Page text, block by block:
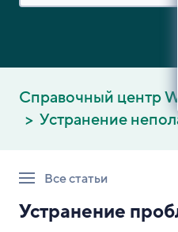
Справочный центр
Устранение
Все статьи
Устранение